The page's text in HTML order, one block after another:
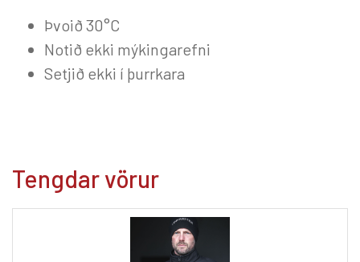
Þvoið 30°C
Notið ekki mýkingarefni
Setjið ekki í þurrkara
Tengdar vörur